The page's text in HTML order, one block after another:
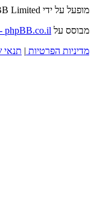
מופעל על ידי Limited
מבוסס על phpBB.co.il - פורומים בעברית
מדיניות הפרטיות | תנאי